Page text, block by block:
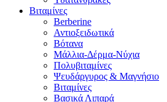
Βιταμίνες
Berberine
Αντιοξειδωτικά
Βότανα
Μάλλια-Δέρμα-Νύχια
Πολυβιταμίνες
Ψευδάργυρος & Μαγνήσιο
Βιταμίνες
Βασικά Λιπαρά